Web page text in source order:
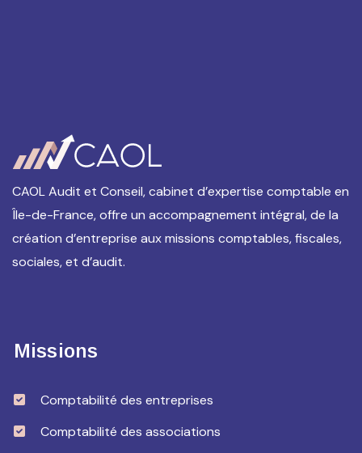
CAOL Audit et Conseil, cabinet d’expertise comptable en
Île-de-France, offre un accompagnement intégral, de la
création d’entreprise aux missions comptables, fiscales,
sociales, et d’audit.
Missions
Comptabilité des entreprises
Comptabilité des associations